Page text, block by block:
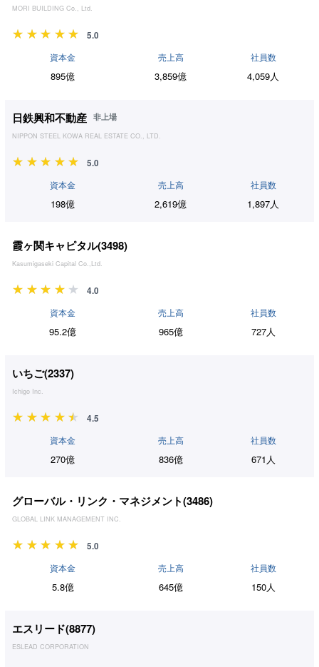
MORI BUILDING Co., Ltd.
5.0
資本金
895億
売上高
3,859億
社員数
4,059人
日鉄興和不動産 非上場
NIPPON STEEL KOWA REAL ESTATE CO., LTD.
5.0
資本金
198億
売上高
2,619億
社員数
1,897人
霞ヶ関キャピタル(3498)
Kasumigaseki Capital Co.,Ltd.
4.0
資本金
95.2億
売上高
965億
社員数
727人
いちご(2337)
Ichigo Inc.
4.5
資本金
270億
売上高
836億
社員数
671人
グローバル・リンク・マネジメント(3486)
GLOBAL LINK MANAGEMENT INC.
5.0
資本金
5.8億
売上高
645億
社員数
150人
エスリード(8877)
ESLEAD CORPORATION